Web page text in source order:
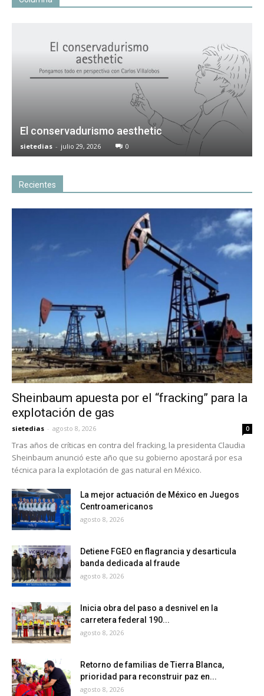
El conservadurismo aesthetic
sietedias - julio 29, 2026 0
Recientes
Sheinbaum apuesta por el “fracking” para la
explotación de gas
sietedias - agosto 8, 2026 0
Tras años de críticas en contra del fracking, la presidenta Claudia
Sheinbaum anunció este año que su gobierno apostará por esa
técnica para la explotación de gas natural en México.
La mejor actuación de México en Juegos
Centroamericanos
agosto 8, 2026
Detiene FGEO en flagrancia y desarticula
banda dedicada al fraude
agosto 8, 2026
Inicia obra del paso a desnivel en la
carretera federal 190...
agosto 8, 2026
Retorno de familias de Tierra Blanca,
prioridad para reconstruir paz en...
agosto 8, 2026